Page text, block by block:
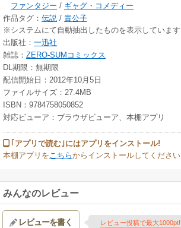
ファンタジー / ギャグ・コメディー
作品タグ： 伝説 / 貴公子
※システムにて自動抽出したものを表示しています
出版社： 一迅社
雑誌： ZERO-SUMコミックス
DL期限：無期限
配信開始日：2012年10月5日
ファイルサイズ：27.4MB
ISBN：9784758050852
対応ビューア：ブラウザビューア、本棚アプリ
｢アプリで読む｣にはアプリをインストール!
本棚アプリをこちらからインストールしてください
みんなのレビュー
レビューを書く レビュー投稿で最大1000pt!